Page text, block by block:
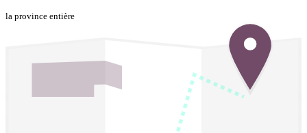
la province entière